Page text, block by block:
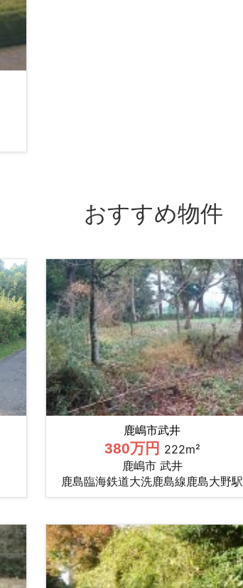
おすすめ物件
鹿嶋市武井
380万円 222m²
鹿嶋市 武井
鹿島臨海鉄道大洗鹿島線鹿島大野駅